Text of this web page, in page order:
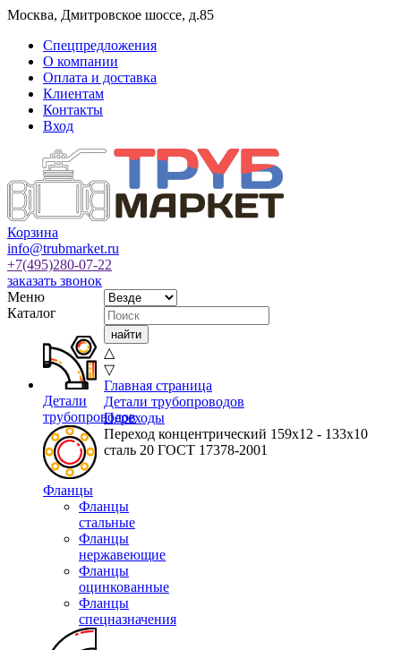
Москва, Дмитровское шоссе, д.85
Спецпредложения
О компании
Оплата и доставка
Клиентам
Контакты
Вход
Корзина
info@trubmarket.ru
+7(495)280-07-22
заказать звонок
Меню
Каталог
Детали
трубопроводов
Фланцы
Фланцы
стальные
Фланцы
нержавеющие
Фланцы
оцинкованные
Фланцы
спецназначения
△
▽
Главная страница
Детали трубопроводов
Переходы
Переход концентрический 159х12 - 133х10
сталь 20 ГОСТ 17378-2001